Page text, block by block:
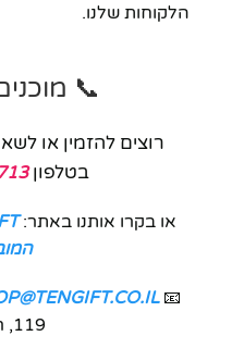
הלקוחות שלנו.
📞
רוצים להזמין או
בטלפון
או בקרו אותנו באתר:
📧
119, רמת גן